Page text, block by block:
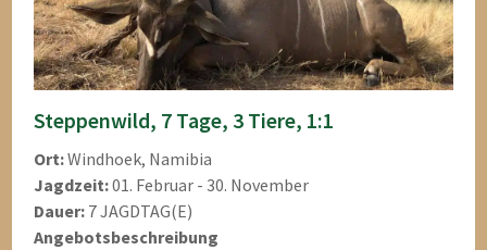
Steppenwild, 7 Tage, 3 Tiere, 1:1
Ort:Windhoek, Namibia
Jagdzeit:01. Februar - 30. November
Dauer: 7 JAGDTAG(E)
Angebotsbeschreibung